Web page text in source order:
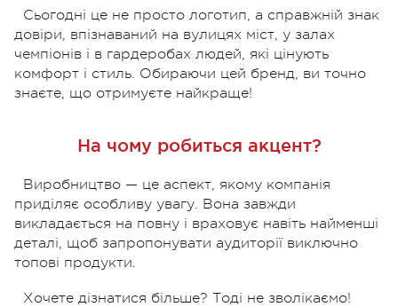
Сьогодні це не просто логотип, а справжній знак
довіри, впізнаваний на вулицях міст, у залах
чемпіонів і в гардеробах людей, які цінують
комфорт і стиль. Обираючи цей бренд, ви точно
знаєте, що отримуєте найкраще!
На чому робиться акцент?
Виробництво — це аспект, якому компанія
приділяє особливу увагу. Вона завжди
викладається на повну і враховує навіть найменші
деталі, щоб запропонувати аудиторії виключно
топові продукти.
Хочете дізнатися більше? Тоді не зволікаємо!